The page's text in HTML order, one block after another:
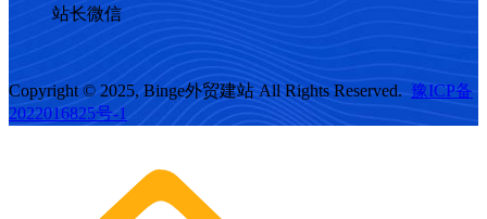
站长微信
Copyright © 2025, Binge外贸建站 All Rights Reserved. 豫ICP备
2022016825号-1